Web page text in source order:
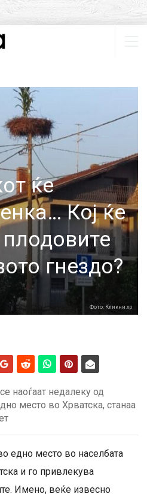
ќе
Кој ќе
гнездо?
Фото: Кликни.хр
наоѓаат недалеку од
место во Хрватска, станаа
едно место во населбата
и го привлекува
Имено, веќе извесно